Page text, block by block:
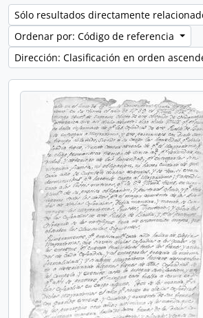
Remove filter:
Sólo resultados directamente
Ordenar por: Código de referencia
Dirección: Clasificación en orden